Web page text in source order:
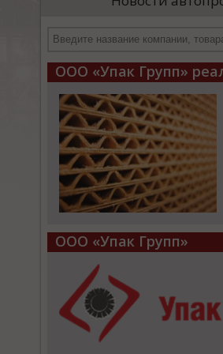
департамента продаж и
ООО «Упак Групп»
ООО «Упак Групп»